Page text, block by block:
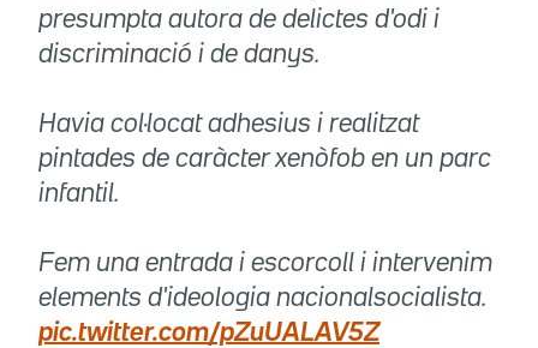
presumpta autora de delictes d'odi i
discriminació i de danys.
Havia col·locat adhesius i realitzat
pintades de caràcter xenòfob en un parc
infantil.
Fem una entrada i escorcoll i intervenim
elements d'ideologia nacionalsocialista.
pic.twitter.com/pZuUALAV5Z